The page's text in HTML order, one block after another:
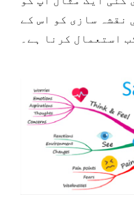
نقشہ سازی کو اس کے
استعمال کرنا ہے۔